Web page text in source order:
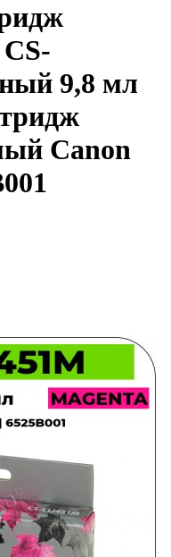
9,8 мл
Canon